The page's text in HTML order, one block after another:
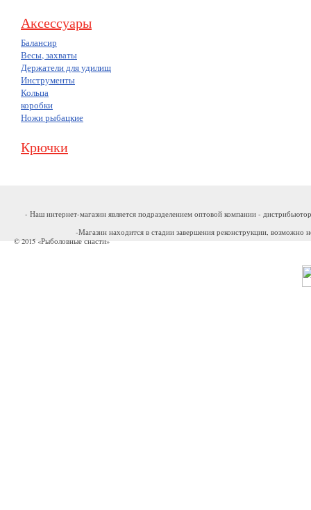
Аксессуары
Балансир
Весы, захваты
Держатели для удилищ
Инструменты
Кольца
коробки
Ножи рыбацкие
Крючки
- Наш интернет-магазин является подразделением оптовой компании -
-Магазин находится в стадии завершения реконструкции, возможно
© 2015 «Рыболовные снасти»